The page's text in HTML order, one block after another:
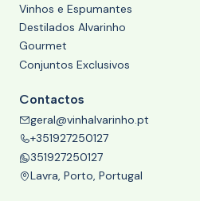
Vinhos e Espumantes
Destilados Alvarinho
Gourmet
Conjuntos Exclusivos
Contactos
geral@vinhalvarinho.pt
+351927250127
351927250127
Lavra, Porto, Portugal